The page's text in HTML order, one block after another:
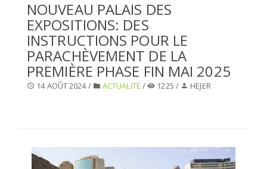
SÉLECTIONNEZ UN DOSSIER
SELECTIONNEZ UNE SECTION
SÉLECTIONNEZ UNE CATÉGORIE
NOUVEAU PALAIS DES
EXPOSITIONS: DES
INSTRUCTIONS POUR LE
PARACHÈVEMENT DE LA
PREMIÈRE PHASE FIN MAI 2025
14 AOÛT 2024 / ACTUALITÉ / 1225 / HEJER